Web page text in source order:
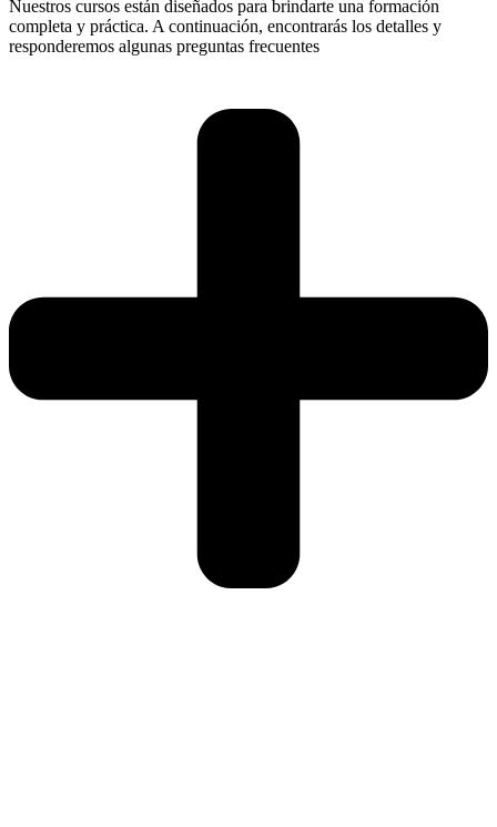
Nuestros cursos están diseñados para brindarte una formación
completa y práctica. A continuación, encontrarás los detalles y
responderemos algunas preguntas frecuentes